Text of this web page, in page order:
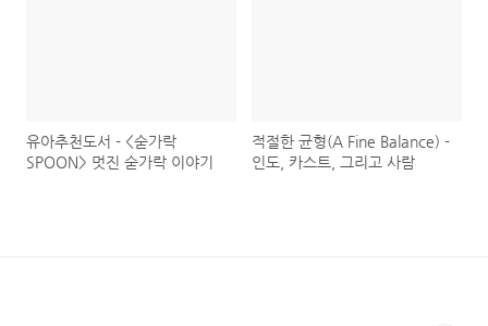
유아추천도서 - <숟가락
SPOON> 멋진 숟가락 이야기
적절한 균형(A Fine Balance) -
인도, 카스트, 그리고 사람